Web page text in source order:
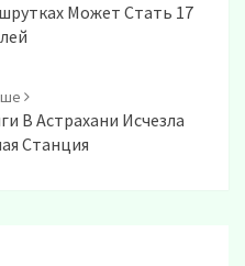
Может Стать 17
В Астрахани Исчезла
Станция